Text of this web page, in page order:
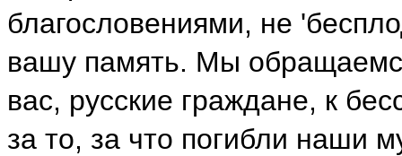
благословениями, не
вашу память. Мы
вас, русские граждане, к
за то, за что погибли наши